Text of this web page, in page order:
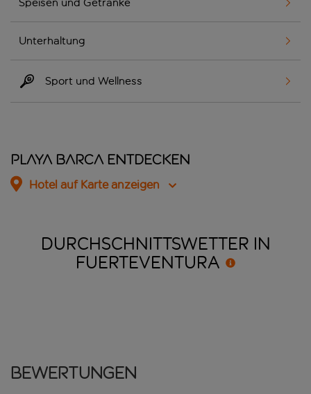
Unterhaltung
Sport und Wellness
Playa Barca entdecken
Hotel auf Karte anzeigen
DURCHSCHNITTSWETTER IN
FUERTEVENTURA
Bewertungen